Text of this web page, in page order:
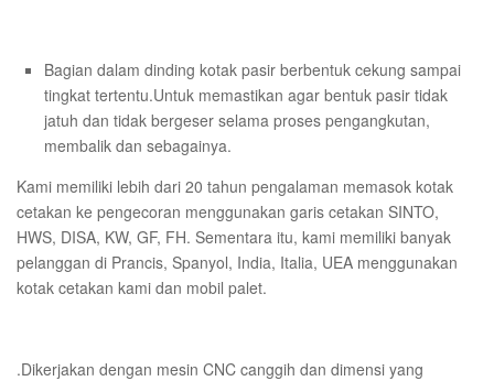
Bagian dalam dinding kotak pasir berbentuk cekung sampai
tingkat tertentu.Untuk memastikan agar bentuk pasir tidak
jatuh dan tidak bergeser selama proses pengangkutan,
membalik dan sebagainya.
Kami memiliki lebih dari 20 tahun pengalaman memasok kotak
cetakan ke pengecoran menggunakan garis cetakan SINTO,
HWS, DISA, KW, GF, FH. Sementara itu, kami memiliki banyak
pelanggan di Prancis, Spanyol, India, Italia, UEA menggunakan
kotak cetakan kami dan mobil palet.
.Dikerjakan dengan mesin CNC canggih dan dimensi yang